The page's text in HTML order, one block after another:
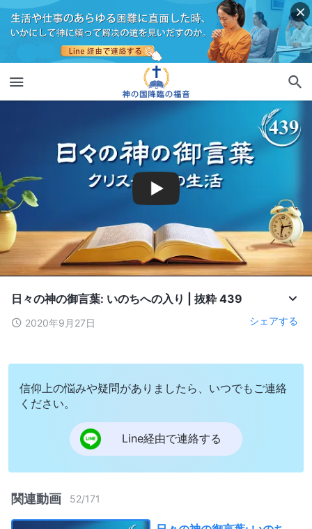
日々の神の御言葉: いのちへの入り | 抜粋 439
2020年9月27日 シェアする
信仰上の悩みや疑問がありましたら、いつでもご連絡
ください。
Line経由で連絡する
関連動画 52/171